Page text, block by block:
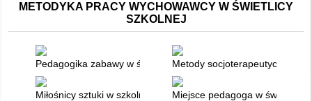
METODYKA PRACY WYCHOWAWCY W ŚWIETLICY
SZKOLNEJ
Pedagogika zabawy w świetlicy szkolnejMetody socjoterapeutyczne
Miłośnicy sztuki w szkolnej świetlicyMiejsce pedagoga w świetlicy